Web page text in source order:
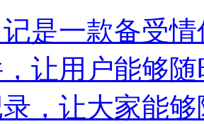
是一款备受
让用户能够
，让大家能